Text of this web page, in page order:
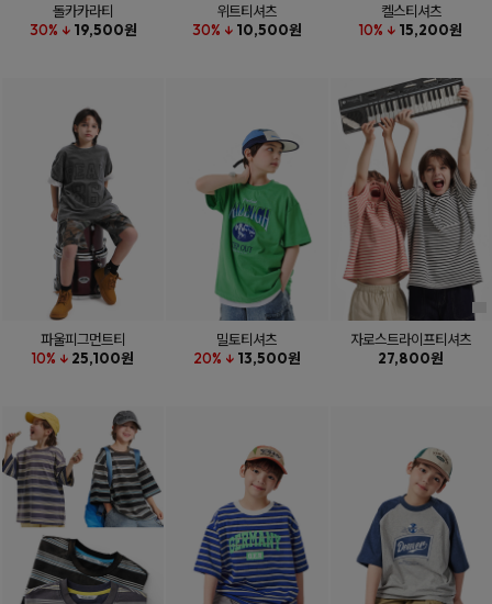
돌카카라티
30% ↓ 19,500원
위트티셔츠
30% ↓ 10,500원
켈스티셔츠
10% ↓ 15,200원
파울피그먼트티
10% ↓ 25,100원
밀토티셔츠
20% ↓ 13,500원
자로스트라이프티셔츠
27,800원